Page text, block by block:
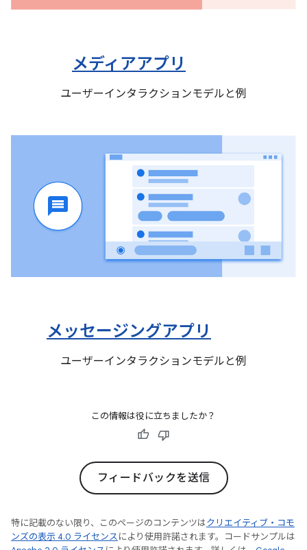
メディアアプリ
ユーザーインタラクションモデルと例
メッセージングアプリ
ユーザーインタラクションモデルと例
この情報は役に立ちましたか？
フィードバックを送信
特に記載のない限り、このページのコンテンツはクリエイティブ・コモ
ンズの表示 4.0 ライセンスにより使用許諾されます。コードサンプルは